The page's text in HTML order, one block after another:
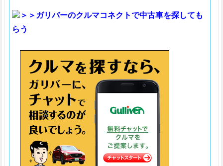
＞＞ガリバーのクルマコネクトで中古車を探しても
らう